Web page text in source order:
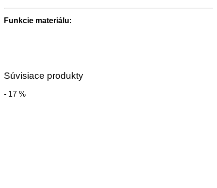
(dlhý
rukáv)
Funkcie materiálu:
Súvisiace produkty
- 17 %